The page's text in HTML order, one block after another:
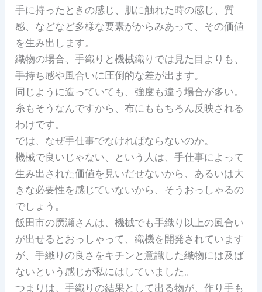
手に持ったときの感じ、肌に触れた時の感じ、質
感、などなど多様な要素がからみあって、その価値
を生み出します。
織物の場合、手織りと機械織りでは見た目よりも、
手持ち感や風合いに圧倒的な差が出ます。
同じように造っていても、強度も違う場合が多い。
糸もそうなんですから、布にももちろん反映される
わけです。
では、なぜ手仕事でなければならないのか。
機械で良いじゃない、という人は、手仕事によって
生み出された価値を見いだせないから、あるいは大
きな必要性を感じていないから、そうおっしゃるの
でしょう。
飯田市の廣瀬さんは、機械でも手織り以上の風合い
が出せるとおっしゃって、織機を開発されています
が、手織りの良さをキチンと意識した織物には及ば
ないという感じが私にはしていました。
つまりは、手織りの結果として出る物が、作り手も